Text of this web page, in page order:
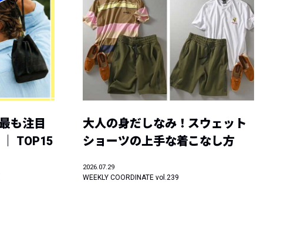
も注目
TOP15
大人の身だしなみ！スウェット
ショーツの上手な着こなし方
2026.07.29
WEEKLY COORDINATE vol.239